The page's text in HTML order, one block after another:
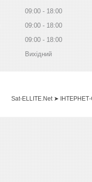
09:00
18:00
09:00
18:00
09:00
18:00
Вихідний